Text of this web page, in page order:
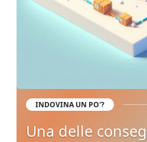
INDOVINA UN PO'?
Una delle